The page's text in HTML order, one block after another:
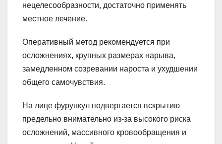
нецелесообразности, достаточно применять
местное лечение.
Оперативный метод рекомендуется при
осложнениях, крупных размерах нарыва,
замедленном созревании нароста и ухудшении
общего самочувствия.
На лице фурункул подвергается вскрытию
предельно внимательно из-за высокого риска
осложнений, массивного кровообращения и